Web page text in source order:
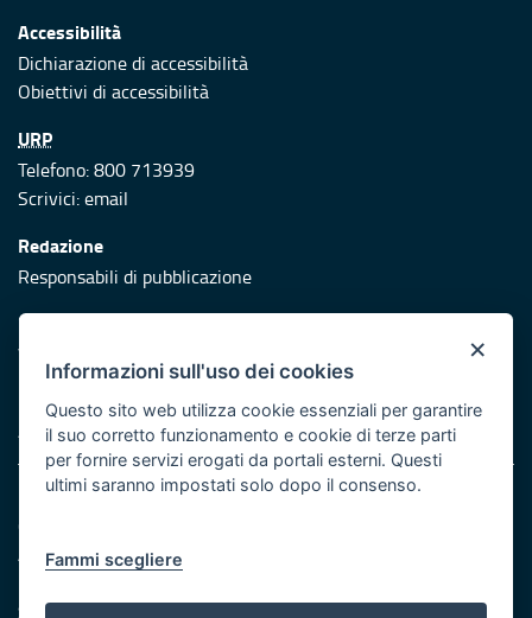
Accessibilità
Dichiarazione di accessibilità
Obiettivi di accessibilità
URP
Telefono: 800 713939
Scrivici:email
Redazione
Responsabili di pubblicazione
Protezione civile
Vai al sito di Protezione Civile Puglia
Iniziativa finanziata con risorse del POR Puglia 2014/2020 -
Asse XI
Note legali
Cookie e privacy
Atti di notifica
Servizi Intranet
×
Informazioni sull'uso dei cookies
Questo sito web utilizza cookie essenziali per garantire
il suo corretto funzionamento e cookie di terze parti
per fornire servizi erogati da portali esterni. Questi
ultimi saranno impostati solo dopo il consenso.
Fammi scegliere